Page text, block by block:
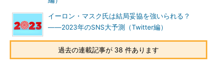
イーロン・マスク氏は結局妥協を強いられる？
――2023年のSNS大予測（Twitter編）
過去の連載記事が 38 件あります